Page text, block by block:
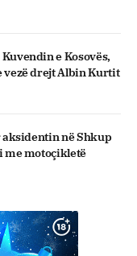
e Kosovës,
vezë drejt Albin Kurtit
në Shkup
me motoçikletë